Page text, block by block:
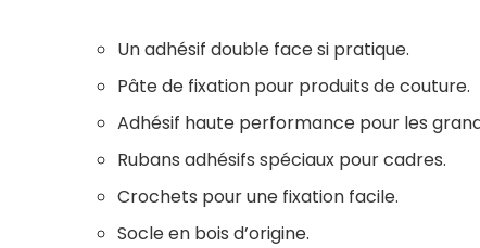
Un adhésif double face si pratique.
Pâte de fixation pour produits de couture.
Adhésif haute performance pour les
Rubans adhésifs spéciaux pour cadres.
Crochets pour une fixation facile.
Socle en bois d’origine.